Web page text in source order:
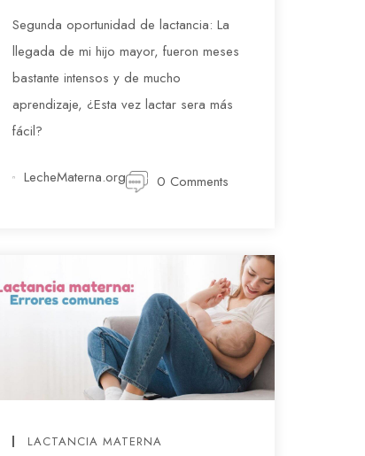
Segunda oportunidad de lactancia: La
llegada de mi hijo mayor, fueron meses
bastante intensos y de mucho
aprendizaje, ¿Esta vez lactar sera más
fácil?
LecheMaterna.org 0 Comments
LACTANCIA MATERNA